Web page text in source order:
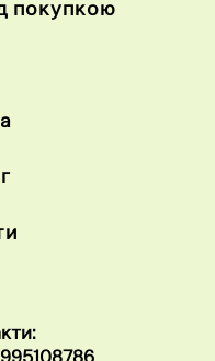
покупкою
5108786